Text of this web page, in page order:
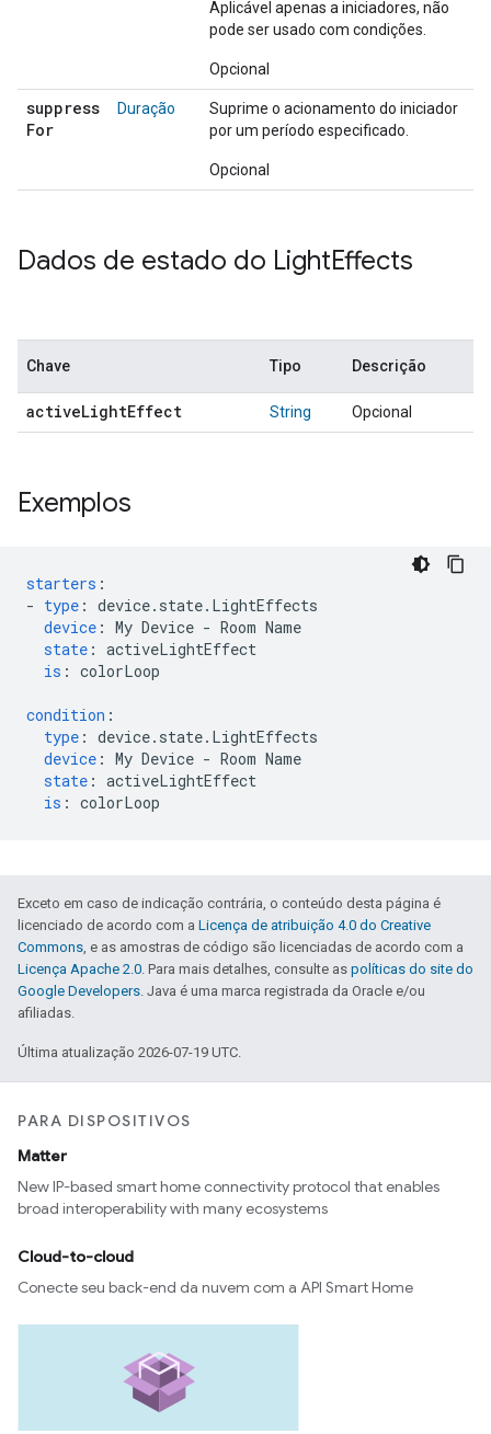
Aplicável apenas a iniciadores, não
pode ser usado com condições.
Opcional
suppress
For
Duração
Suprime o acionamento do iniciador
por um período especificado.
Opcional
Dados de estado do LightEffects
Chave Tipo Descrição
activeLightEffect String Opcional
Exemplos
starters :
- type : device.state.LightEffects
device : My Device - Room Name
state : activeLightEffect
is : colorLoop
condition :
type : device.state.LightEffects
device : My Device - Room Name
state : activeLightEffect
is : colorLoop
Exceto em caso de indicação contrária, o conteúdo desta página é
licenciado de acordo com a Licença de atribuição 4.0 do Creative
Commons, e as amostras de código são licenciadas de acordo com a
Licença Apache 2.0. Para mais detalhes, consulte as políticas do site do
Google Developers. Java é uma marca registrada da Oracle e/ou
afiliadas.
Última atualização 2026-07-19 UTC.
PARA DISPOSITIVOS
Matter
New IP-based smart home connectivity protocol that enables
broad interoperability with many ecosystems
Cloud-to-cloud
Conecte seu back-end da nuvem com a API Smart Home